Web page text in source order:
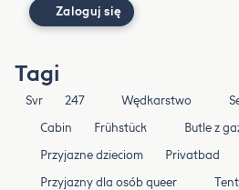
Zaloguj się
Tagi
Svr 247 Wędkarstwo
Cabin
Frühstück Butle z
Przyjazne dzieciom
Privatbad
Przyjazny dla osób queer
Tent